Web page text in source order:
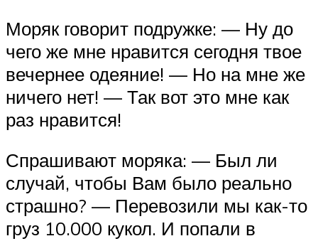
Моряк говорит подружке: — Ну до
чего же мне нравится сегодня твое
вечернее одеяние! — Но на мне же
ничего нет! — Так вот это мне как
раз нравится!
Спрашивают моряка: — Был ли
случай, чтобы Вам было реально
страшно? — Перевозили мы как-то
груз 10.000 кукол. И попали в